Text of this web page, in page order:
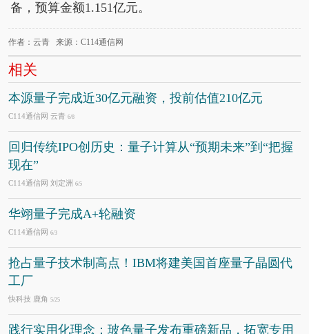
备，预算金额1.151亿元。
作者：云青 来源：C114通信网
相关
本源量子完成近30亿元融资，投前估值210亿元
C114通信网 云青 6/8
回归传统IPO创历史：量子计算从“预期未来”到“把握
现在”
C114通信网 刘定洲 6/5
华翊量子完成A+轮融资
C114通信网 6/3
抢占量子技术制高点！IBM将建美国首座量子晶圆代
工厂
快科技 鹿角 5/25
践行实用化理念：玻色量子发布重磅新品，拓宽专用